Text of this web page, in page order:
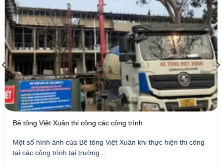
Bê tông Việt Xuân thi công các công trình
Một số hình ảnh của Bê tông Việt Xuân khi thực hiện thi công
tại các công trình tại trường...